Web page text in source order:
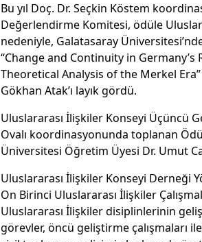
Bu yıl Doç. Dr. Seçkin Köstem
Değerlendirme Komitesi, ödüle
nedeniyle, Galatasaray
“Change and Continuity in
Theoretical Analysis of the Merkel
Gökhan Atak’ı layık gördü.
Uluslararası İlişkiler Konseyi Üçüncü
Ovalı koordinasyonunda toplanan
Üniversitesi Öğretim Üyesi Dr. Umut
Uluslararası İlişkiler Konseyi Derneği
On Birinci Uluslararası İlişkiler
Uluslararası İlişkiler disiplinlerinin
görevler, öncü geliştirme çalışmaları